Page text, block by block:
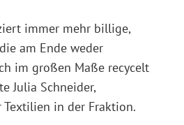
immer mehr billige,
am Ende weder
im großen Maße recycelt
Julia Schneider,
in der Fraktion.